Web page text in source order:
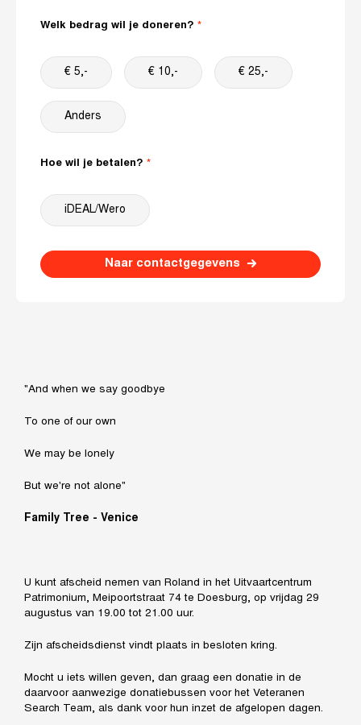
Welk bedrag wil je doneren?
€ 5,- € 10,- € 25,-
Anders
Hoe wil je betalen?
iDEAL/Wero
Naar contactgegevens
"And when we say goodbye
To one of our own
We may be lonely
But we're not alone"
Family Tree - Venice
U kunt afscheid nemen van Roland in het Uitvaartcentrum
Patrimonium, Meipoortstraat 74 te Doesburg, op vrijdag 29
augustus van 19.00 tot 21.00 uur.
Zijn afscheidsdienst vindt plaats in besloten kring.
Mocht u iets willen geven, dan graag een donatie in de
daarvoor aanwezige donatiebussen voor het Veteranen
Search Team, als dank voor hun inzet de afgelopen dagen.